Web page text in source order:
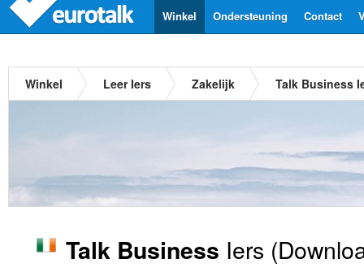
Contact
Ondersteuning
Winkel
Winkel Leer Iers Zakelijk Talk Business
Talk Business Iers